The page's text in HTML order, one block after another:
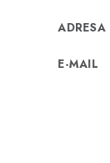
ADRESA
E-MAIL